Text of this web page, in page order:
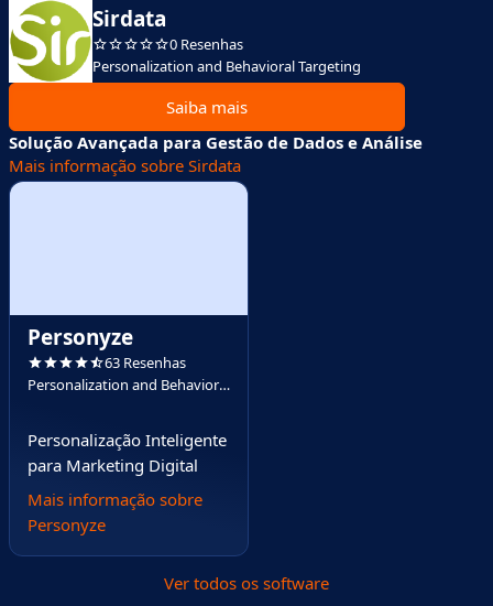
Sirdata
0 Resenhas
Personalization and Behavioral Targeting
Saiba mais
Solução Avançada para Gestão de Dados e Análise
Mais informação sobre Sirdata
Personyze
63 Resenhas
Personalization and Behavioral
Personalização Inteligente
para Marketing Digital
Mais informação sobre
Personyze
Ver todos os software